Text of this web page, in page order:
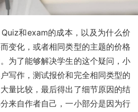
和exam的成本，以及为什么价
变化，或者相同类型的主题的价格
为了能够解决学生的这个疑问，小
写作，测试报价和完全相同类型的
量比较，最后得出了细节原因的结
来自作者自己，一小部分是因为行